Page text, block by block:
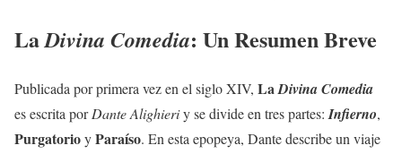
LaDivina Comedia: Un Resumen Breve
Publicada por primera vez en el siglo XIV, LaDivina Comedia
es escrita porDante Alighieriy se divide en tres partes: Infierno,
PurgatorioyParaíso. En esta epopeya, Dante describe un viaje